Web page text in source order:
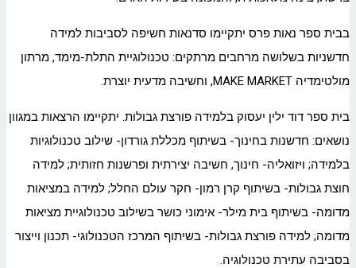
בבית ספר נאות פרס יתקיימו סדנאות חשיפה לסביבות למידה
חדשניות בשלושה מרחבים מרתקים: טכנולוגיית התלת-מימד, מרתון
מולטימדיה MAKE MARKET, וחשיבה מדעית יוצרת.
בית ספר דוד ילין יעסוק בלמידה פורצת גבולות. יתקיימו הרצאות במגוון
נושאים: חדשנות בחינוך- בשיתוף מכללת גורדון- שילוב טכנולוגיות
בלמידה; ויזואליה- חינוך, חשיבה יצירתית ופרשנות חזותית; למידה
חוצת גבולות- בשיתוף קרן רמון- חקר עולם החלל; למידה במציאות
מדומה- בשיתוף בית מילר- אימוני כושר בשילוב טכנולוגיית מציאות
מדומה; למידה פורצת גבולות- בשיתוף המרכז הטכנולוגי- תכנון וייצור
בסביבה עתירת טכנולוגיה.